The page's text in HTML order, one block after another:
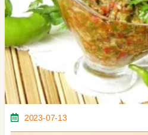
2023-07-13